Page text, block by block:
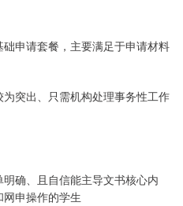
申请套餐，主要满足于申请材料
突出、只需机构处理事务性工作
确、且自信能主导文书核心内
申操作的学生